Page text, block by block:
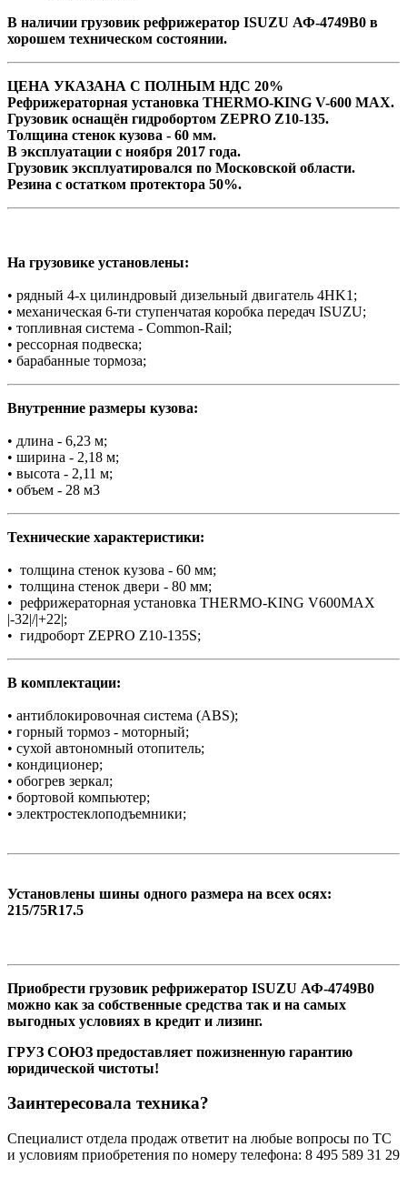
В наличии грузовик рефрижератор ISUZU АФ-4749В0 в
хорошем техническом состоянии.
ЦЕНА УКАЗАНА С ПОЛНЫМ НДС 20%
Рефрижераторная установка THERMO-KING V-600 MAX.
Грузовик оснащён гидробортом ZEPRO Z10-135.
Толщина стенок кузова - 60 мм.
В эксплуатации с ноября 2017 года.
Грузовик эксплуатировался по Московской области.
Резина с остатком протектора 50%.
На грузовике установлены:
• рядный 4-х цилиндровый дизельный двигатель 4HK1;
• механическая 6-ти ступенчатая коробка передач ISUZU;
• топливная система - Common-Rail;
• рессорная подвеска;
• барабанные тормоза;
Внутренние размеры кузова:
• длина - 6,23 м;
• ширина - 2,18 м;
• высота - 2,11 м;
• объем - 28 м3
Технические характеристики:
• толщина стенок кузова - 60 мм;
• толщина стенок двери - 80 мм;
• рефрижераторная установка THERMO-KING V600MAX
|-32|/|+22|;
• гидроборт ZEPRO Z10-135S;
В комплектации:
• антиблокировочная система (ABS);
• горный тормоз - моторный;
• сухой автономный отопитель;
• кондиционер;
• обогрев зеркал;
• бортовой компьютер;
• электростеклоподъемники;
Установлены шины одного размера на всех осях:
215/75R17.5
Приобрести грузовик рефрижератор ISUZU АФ-4749В0
можно как за собственные средства так и на самых
выгодных условиях в кредит и лизинг.
ГРУЗ СОЮЗ предоставляет пожизненную гарантию
юридической чистоты!
Заинтересовала техника?
Специалист отдела продаж ответит на любые вопросы по ТС
и условиям приобретения по номеру телефона: 8 495 589 31 29